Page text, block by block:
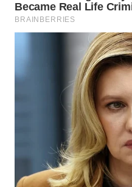
WN
LANGKAT
KARO